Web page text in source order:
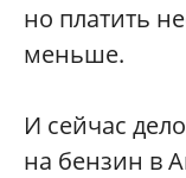
но платить
меньше.
И сейчас
на бензин в